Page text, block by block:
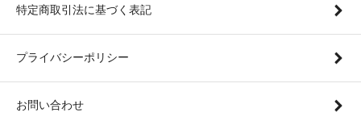
特定商取引法に基づく表記
プライバシーポリシー
お問い合わせ